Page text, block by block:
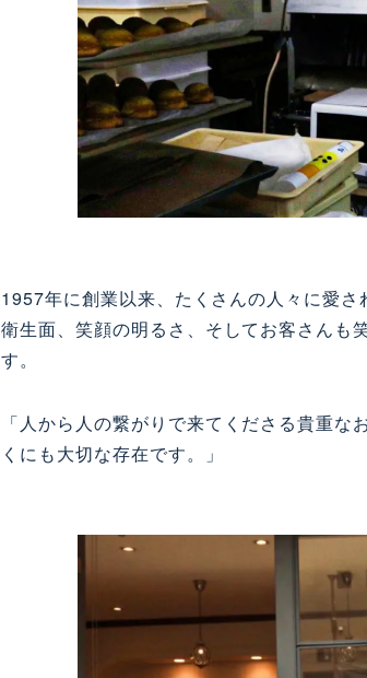
1957年に創業以来、たくさんの人々に愛さ
衛生面、笑顔の明るさ、そしてお客さんも
す。
「人から人の繋がりで来てくださる貴重
くにも大切な存在です。」